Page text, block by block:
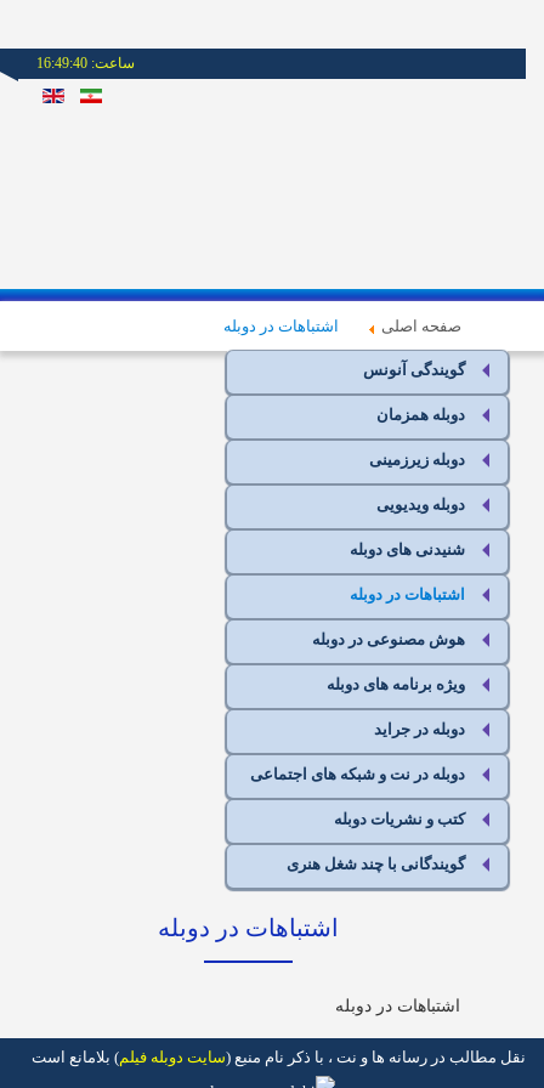
ساعت:16:49:40
صفحه اصلی اشتباهات در دوبله
گویندگی آنونس
دوبله همزمان
دوبله زیرزمینی
دوبله ویدیویی
شنیدنی های دوبله
اشتباهات در دوبله
هوش مصنوعی در دوبله
ویژه برنامه های دوبله
دوبله در جراید
دوبله در نت و شبکه های اجتماعی
کتب و نشریات دوبله
گویندگانی با چند شغل هنری
اشتباهات در دوبله
اشتباهات در دوبله
در رسانه ها و نت ، با ذکر نام منبع (سایت دوبله فیلم) بلامانع است